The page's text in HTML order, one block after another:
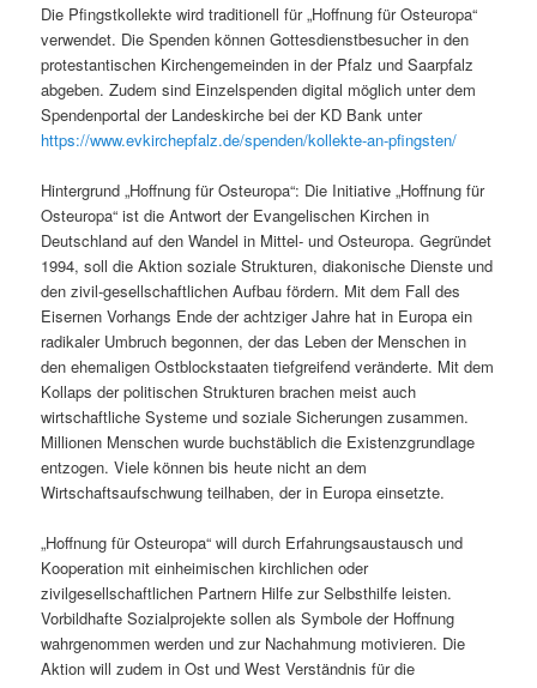
Die Pfingstkollekte wird traditionell für „Hoffnung für Osteuropa“
verwendet. Die Spenden können Gottesdienstbesucher in den
protestantischen Kirchengemeinden in der Pfalz und Saarpfalz
abgeben. Zudem sind Einzelspenden digital möglich unter dem
Spendenportal der Landeskirche bei der KD Bank unter
https://www.evkirchepfalz.de/spenden/kollekte-an-pfingsten/
Hintergrund „Hoffnung für Osteuropa“: Die Initiative „Hoffnung für
Osteuropa“ ist die Antwort der Evangelischen Kirchen in
Deutschland auf den Wandel in Mittel- und Osteuropa. Gegründet
1994, soll die Aktion soziale Strukturen, diakonische Dienste und
den zivil-gesellschaftlichen Aufbau fördern. Mit dem Fall des
Eisernen Vorhangs Ende der achtziger Jahre hat in Europa ein
radikaler Umbruch begonnen, der das Leben der Menschen in
den ehemaligen Ostblockstaaten tiefgreifend veränderte. Mit dem
Kollaps der politischen Strukturen brachen meist auch
wirtschaftliche Systeme und soziale Sicherungen zusammen.
Millionen Menschen wurde buchstäblich die Existenzgrundlage
entzogen. Viele können bis heute nicht an dem
Wirtschaftsaufschwung teilhaben, der in Europa einsetzte.
„Hoffnung für Osteuropa“ will durch Erfahrungsaustausch und
Kooperation mit einheimischen kirchlichen oder
zivilgesellschaftlichen Partnern Hilfe zur Selbsthilfe leisten.
Vorbildhafte Sozialprojekte sollen als Symbole der Hoffnung
wahrgenommen werden und zur Nachahmung motivieren. Die
Aktion will zudem in Ost und West Verständnis für die